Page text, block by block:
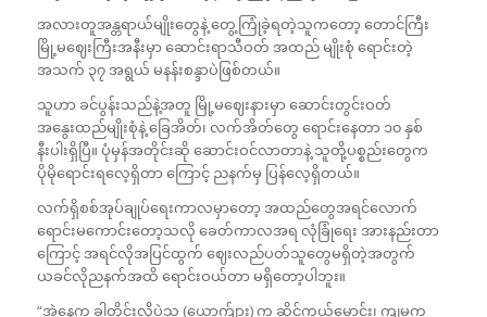
အလားတူအန္တရာယ်မျိုးတွေနဲ့ တွေ့ကြုံခဲ့ရတဲ့သူကတော့ တောင်ကြီး
မြို့မဈေးကြီးအနီးမှာ ဆောင်းရာသီဝတ် အထည် မျိုးစုံ ရောင်းတဲ့
အသက် ၃၇ အရွယ် မနန်းစန္ဒာပဲဖြစ်တယ်။
သူဟာ ခင်ပွန်းသည်နဲ့အတူ မြို့မဈေးနားမှာ ဆောင်းတွင်းဝတ်
အနွေးထည်မျိုးစုံနဲ့ ခြေအိတ်၊ လက်အိတ်တွေ ရောင်းနေတာ ၁၀ နှစ်
နီးပါးရှိပြီ။ ပုံမှန်အတိုင်းဆို ဆောင်းဝင်လာတာနဲ့ သူတို့ပစ္စည်းတွေက
ပိုမိုရောင်းရလေ့ရှိတာ ကြောင့် ညနက်မှ ပြန်လေ့ရှိတယ်။
လက်ရှိစစ်အုပ်ချုပ်ရေးကာလမှာတော့ အထည်တွေအရင်လောက်
ရောင်းမကောင်းတော့သလို ခေတ်ကာလအရ လုံခြုံရေး အားနည်းတာ
ကြောင့် အရင်လိုအပြင်ထွက် ဈေးလည်ပတ်သူတွေမရှိတဲ့အတွက်
ယခင်လိုညနက်အထိ ရောင်းဝယ်တာ မရှိတော့ပါဘူး။
“အဲ့နေ့က ခါတိုင်းလိုပဲသူ (ယောက်ျား) က ဆိုင်ကယ်မောင်း၊ ကျမက